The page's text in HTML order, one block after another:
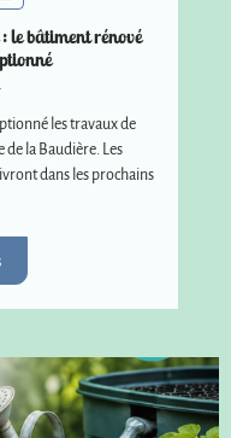
le bâtiment rénové
les travaux de
la Baudière. Les
dans les prochains